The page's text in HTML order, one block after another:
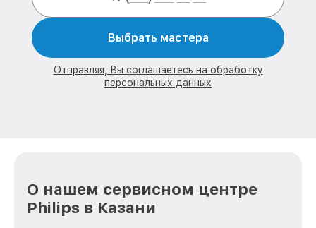
Выбрать мастера
Отправляя, Вы соглашаетесь на обработку
персональных данных
О нашем сервисном центре
Philips в Казани